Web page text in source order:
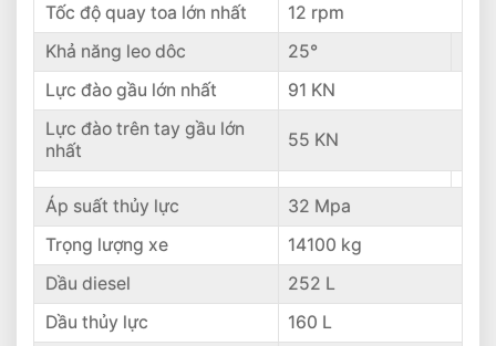
Tốc độ quay toa lớn nhất
12 rpm
Khả năng leo dôc
25°
Lực đào gầu lớn nhất
91 KN
Lực đào trên tay gầu lớn
nhất
55 KN
Áp suất thủy lực
32 Mpa
Trọng lượng xe
14100 kg
Dầu diesel
252 L
Dầu thủy lực
160 L